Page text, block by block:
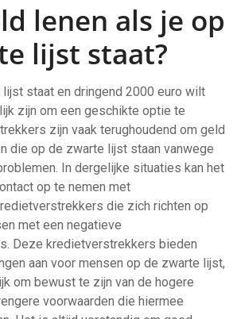
lenen als je op
lijst staat?
staat en dringend 2000 euro wilt
zijn om een geschikte optie te
zijn vaak terughoudend om geld
die op de zwarte lijst staan vanwege
In dergelijke situaties kan het
op te nemen met
die zich richten op
met een negatieve
Deze kredietverstrekkers bieden
aan voor mensen op de zwarte lijst,
om bewust te zijn van de hogere
voorwaarden die hiermee